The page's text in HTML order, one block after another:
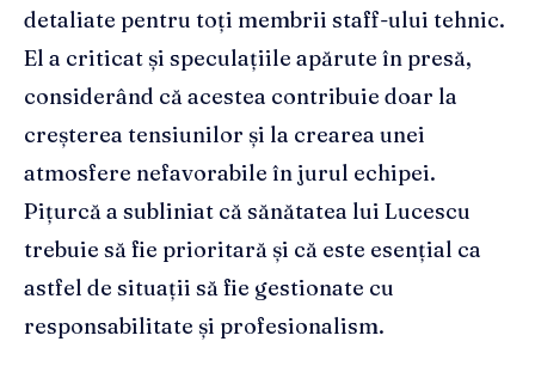
detaliate pentru toți membrii staff-ului tehnic.
El a criticat și speculațiile apărute în presă,
considerând că acestea contribuie doar la
creșterea tensiunilor și la crearea unei
atmosfere nefavorabile în jurul echipei.
Pițurcă a subliniat că sănătatea lui Lucescu
trebuie să fie prioritară și că este esențial ca
astfel de situații să fie gestionate cu
responsabilitate și profesionalism.